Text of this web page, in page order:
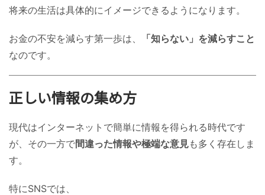
将来の生活は具体的にイメージできるようになります。
お金の不安を減らす第一歩は、
「知らない」を減らすこと
なのです。
正しい情報の集め方
現代はインターネットで簡単に情報を得られる時代です
が、その一方で間違った情報や極端な意見も多く存在しま
す。
特にSNSでは、